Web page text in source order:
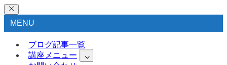
MENU
ブログ記事一覧
講座メニュー